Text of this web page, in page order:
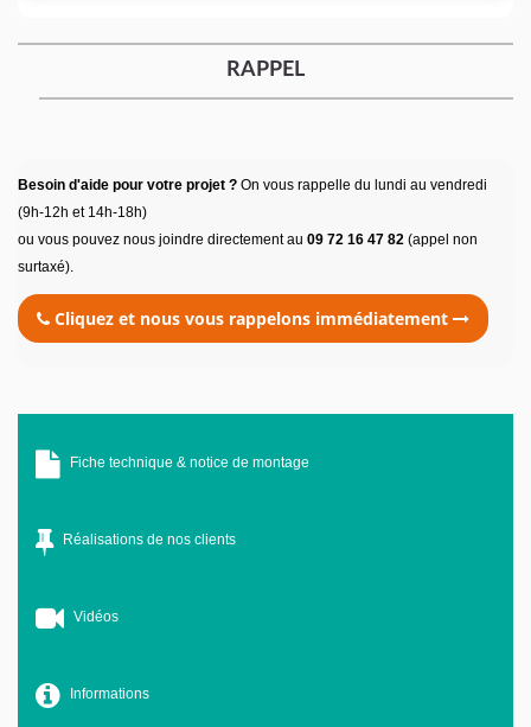
RAPPEL
Besoin d'aide pour votre projet ? On vous rappelle du lundi au vendredi
(9h-12h et 14h-18h)
ou vous pouvez nous joindre directement au 09 72 16 47 82 (appel non
surtaxé).
Cliquez et nous vous rappelons immédiatement
Fiche technique & notice de montage
Réalisations de nos clients
Vidéos
Informations